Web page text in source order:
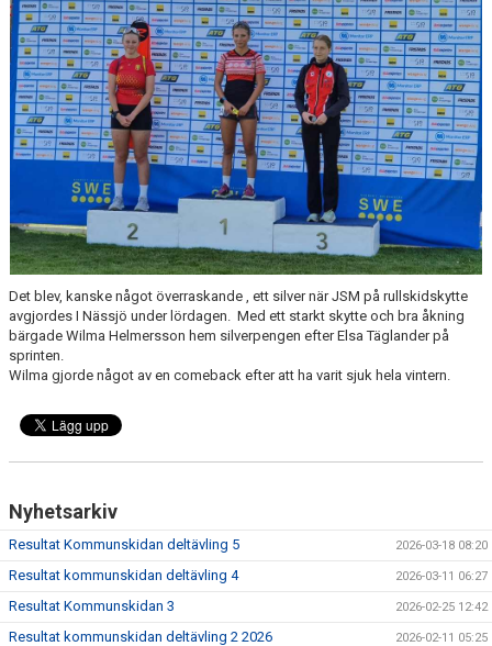
TÄVLINGAR
KOMMUNSKIDAN
Det blev, kanske något överraskande , ett silver när JSM på rullskidskytte
avgjordes I Nässjö under lördagen. Med ett starkt skytte och bra åkning
bärgade Wilma Helmersson hem silverpengen efter Elsa Täglander på
sprinten.
Wilma gjorde något av en comeback efter att ha varit sjuk hela vintern.
Nyhetsarkiv
Resultat Kommunskidan deltävling 5 2026-03-18 08:20
Resultat kommunskidan deltävling 4 2026-03-11 06:27
Resultat Kommunskidan 3 2026-02-25 12:42
Resultat kommunskidan deltävling 2 2026 2026-02-11 05:25